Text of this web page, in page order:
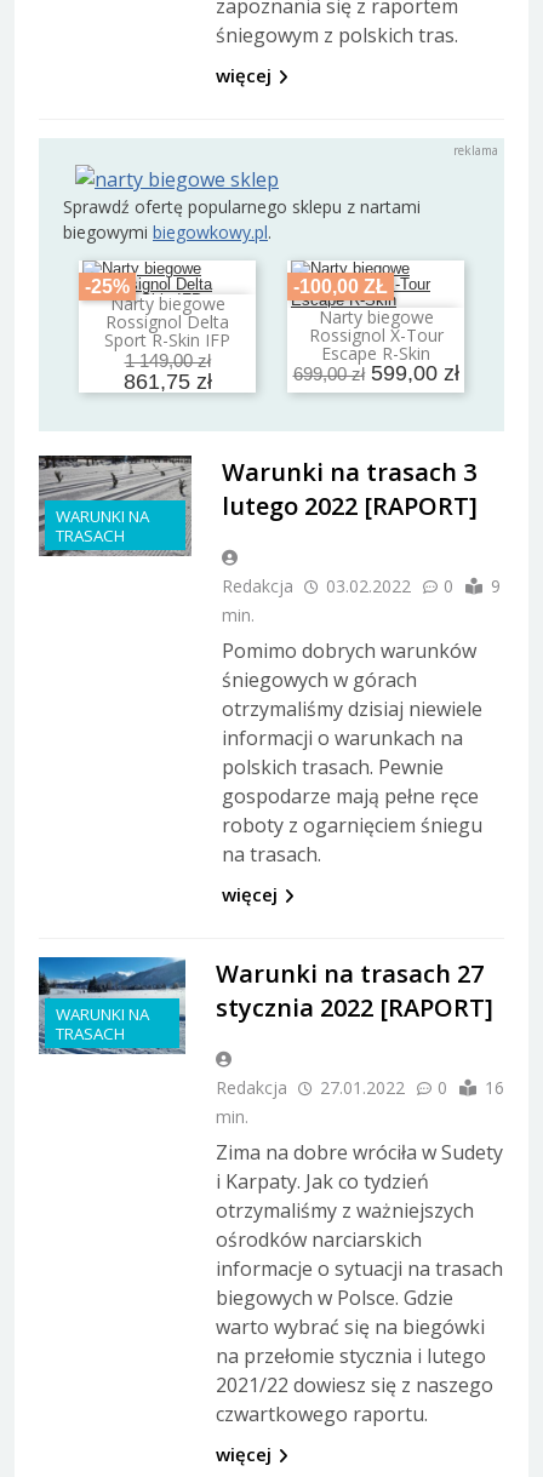
zapoznania się z raportem
śniegowym z polskich tras.
więcej
Sprawdź ofertę popularnego sklepu z nartami
biegowymi biegowkowy.pl.
-25%
Narty biegowe
Rossignol Delta
Sport R-Skin IFP
1 149,00 zł
861,75 zł
Dodaj do koszyka
-100,00 ZŁ
Narty biegowe
Rossignol X-Tour
Escape R-Skin
699,00 zł 599,00 zł
Dodaj do koszyka
WARUNKI NA
TRASACH
Warunki na trasach 3
lutego 2022 [RAPORT]
Redakcja 03.02.2022 0
9
min.
Pomimo dobrych warunków
śniegowych w górach
otrzymaliśmy dzisiaj niewiele
informacji o warunkach na
polskich trasach. Pewnie
gospodarze mają pełne ręce
roboty z ogarnięciem śniegu
na trasach.
więcej
WARUNKI NA
TRASACH
Warunki na trasach 27
stycznia 2022 [RAPORT]
Redakcja 27.01.2022 0
16
min.
Zima na dobre wróciła w Sudety
i Karpaty. Jak co tydzień
otrzymaliśmy z ważniejszych
ośrodków narciarskich
informacje o sytuacji na trasach
biegowych w Polsce. Gdzie
warto wybrać się na biegówki
na przełomie stycznia i lutego
2021/22 dowiesz się z naszego
czwartkowego raportu.
więcej